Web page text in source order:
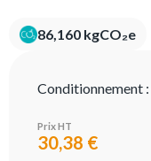
86,160 kgCO₂e
Conditionnement :
Prix HT
30,38 €